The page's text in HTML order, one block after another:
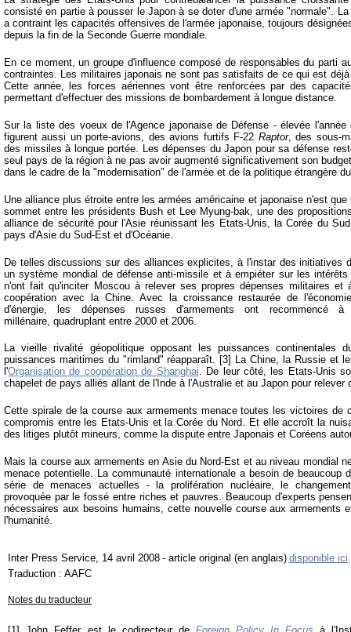
consisté en partie à pousser le Japon à se doter d'une armée "normale".
a contraint les capacités offensives de l'armée japonaise, toujours
depuis la fin de la Seconde Guerre mondiale.
En ce moment, un groupe d'influence composé de responsables du parti
contraintes. Les militaires japonais ne sont pas satisfaits de ce qui est
Cette année, les forces aériennes vont être renforcées par des
permettant d'effectuer des missions de bombardement à longue distance.
Sur la liste des voeux de l'Agence japonaise de Défense - élevée l'année
figurent aussi un porte-avions, des avions furtifs F-22 Raptor, des sous-
des missiles à longue portée. Les dépenses du Japon pour sa défense
seul pays de la région à ne pas avoir augmenté significativement son
dans le cadre de la "modernisation" de l'armée et de la politique étrangère
Une alliance plus étroite entre les armées américaine et japonaise n'est
sommet entre les présidents Bush et Lee Myung-bak, une des
alliance de sécurité pour l'Asie réunissant les Etats-Unis, la Corée du
pays d'Asie du Sud-Est et d'Océanie.
De telles discussions sur des alliances explicites, à l'instar des initiatives
un système mondial de défense anti-missile et à empiéter sur les
n'ont fait qu'inciter Moscou à relever ses propres dépenses militaires et
coopération avec la Chine. Avec la croissance restaurée de
d'énergie, les dépenses russes d'armements ont recommencé
millénaire, quadruplant entre 2000 et 2006.
La vieille rivalité géopolitique opposant les puissances continentales
puissances maritimes du "rimland" réapparaît. [3] La Chine, la Russie et
l'Organisation de coopération de Shanghai. De leur côté, les Etats-Unis
chapelet de pays alliés allant de l'Inde à l'Australie et au Japon pour
Cette spirale de la course aux armements menace toutes les victoires de
compromis entre les Etats-Unis et la Corée du Nord. Et elle accroît la
des litiges plutôt mineurs, comme la dispute entre Japonais et Coréens
Mais la course aux armements en Asie du Nord-Est et au niveau mondial
menace potentielle. La communauté internationale a besoin de beaucoup
série de menaces actuelles - la prolifération nucléaire, le
provoquée par le fossé entre riches et pauvres. Beaucoup d'experts
nécessaires aux besoins humains, cette nouvelle course aux armements
l'humanité.
Inter Press Service, 14 avril 2008 - article original (en anglais) disponible ici
Traduction : AAFC
Notes du traducteur